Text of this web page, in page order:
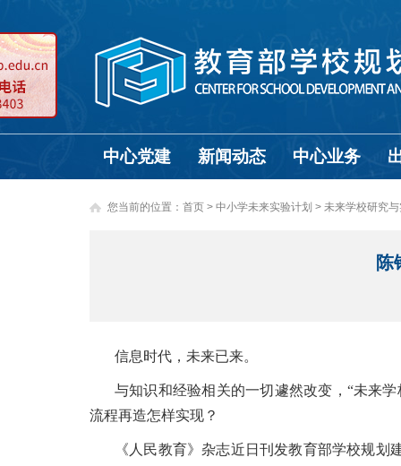
中心党建 新闻动态 中心业务
您当前的位置： 首页 > 中小学未来实验计划 > 未来学校研究
陈
信息时代，未来已来。
与知识和经验相关的一切遽然改变，“未来
流程再造怎样实现？
《人民教育》杂志近日刊发教育部学校规